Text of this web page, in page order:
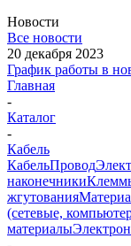
Новости
Все новости
20 декабря 2023
График работы в
Главная
-
Каталог
-
Кабель
КабельПровод
наконечники
жгутования
(сетевые,
материалы